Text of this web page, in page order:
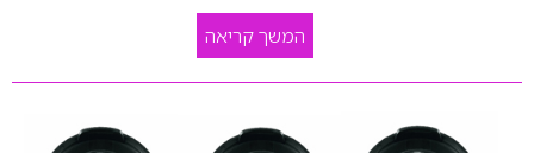
המשך קריאה